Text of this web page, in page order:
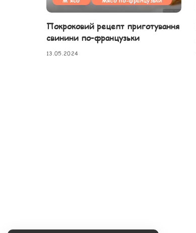
Покроковий рецепт приготування
свинини по-французьки
13.05.2024